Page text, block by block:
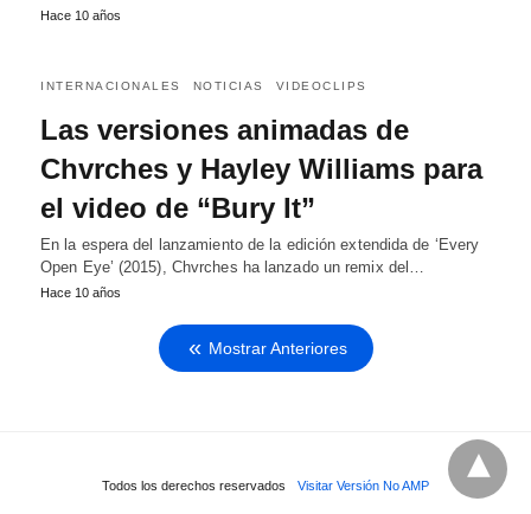
Hace 10 años
INTERNACIONALES NOTICIAS VIDEOCLIPS
Las versiones animadas de
Chvrches y Hayley Williams para
el video de “Bury It”
En la espera del lanzamiento de la edición extendida de ‘Every
Open Eye’ (2015), Chvrches ha lanzado un remix del…
Hace 10 años
Mostrar Anteriores
Todos los derechos reservados Visitar Versión No AMP